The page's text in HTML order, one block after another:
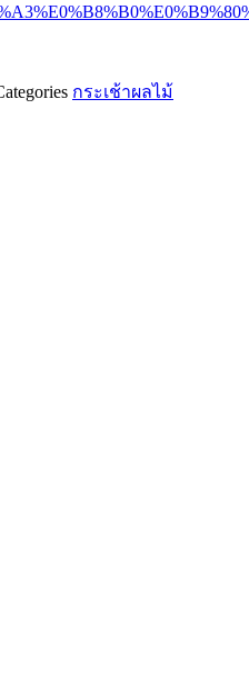
กระเช้าผลไม้